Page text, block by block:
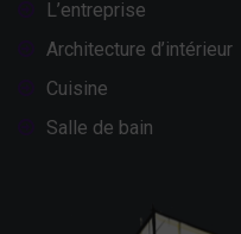
L’entreprise
Architecture d’intérieur
Cuisine
Salle de bain